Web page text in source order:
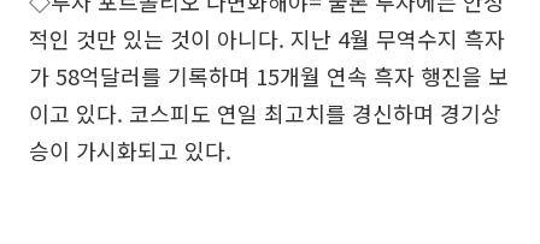
적인 것만 있는 것이 아니다. 지난 4월 무역수지 흑자
가 58억달러를 기록하며 15개월 연속 흑자 행진을 보
이고 있다. 코스피도 연일 최고치를 경신하며 경기상
승이 가시화되고 있다.